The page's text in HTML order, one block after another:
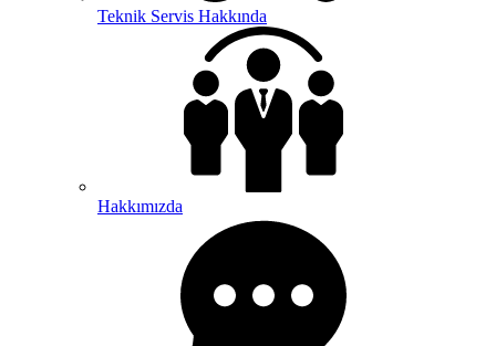
Teknik Servis Hakkında
Hakkımızda